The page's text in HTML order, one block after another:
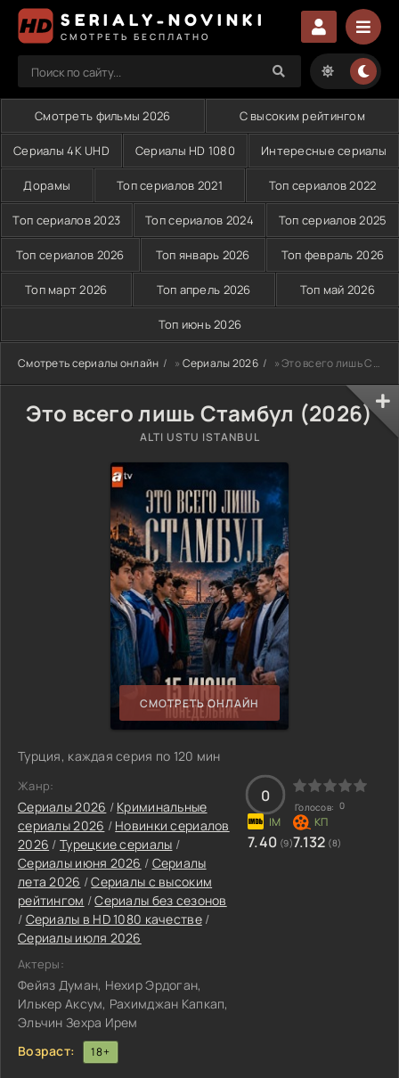
SERIALY-NOVINKI
СМОТРЕТЬ БЕСПЛАТНО
Смотреть фильмы 2026 С высоким рейтингом
Сериалы 4K UHD Сериалы HD 1080 Интересные сериалы
Дорамы Топ сериалов 2021 Топ сериалов 2022
Топ сериалов 2023 Топ сериалов 2024 Топ сериалов 2025
Топ сериалов 2026 Топ январь 2026 Топ февраль 2026
Топ март 2026 Топ апрель 2026 Топ май 2026
Топ июнь 2026
Смотреть сериалы онлайн » Сериалы 2026 » Это всего лишь Стамбул (2026)
Это всего лишь Стамбул (2026)
ALTI USTU ISTANBUL
СМОТРЕТЬ ОНЛАЙН
Турция, каждая серия по 120 мин
Жанр:
Сериалы 2026 / Криминальные
сериалы 2026 / Новинки сериалов
2026 / Турецкие сериалы /
Сериалы июня 2026 / Сериалы
лета 2026 /Сериалы с высоким
рейтингом /Сериалы без сезонов
/ Сериалы в HD 1080 качестве/
Сериалы июля 2026
Актеры:
Фейяз Думан, Нехир Эрдоган,
Илькер Аксум, Рахимджан Капкап,
Эльчин Зехра Ирем
Возраст:
18+
0
Голосов: 0
7.40 (9)7.132 (8)